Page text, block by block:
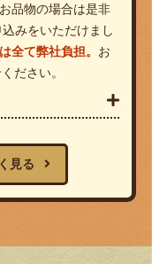
品物の場合は是非
みをいただけまし
全て弊社負担。 お
ださい。
見る